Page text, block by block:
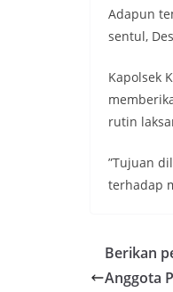
Adapun
sentul,
Kapolsek
rutin
”Tujuan
terhadap
Berikan
Anggota